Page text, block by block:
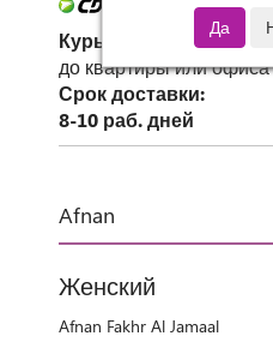
Курьер СДЭК
до квартиры или офиса
Срок доставки:
8-10 раб. дней
Afnan
Женский
Afnan Fakhr Al Jamaal